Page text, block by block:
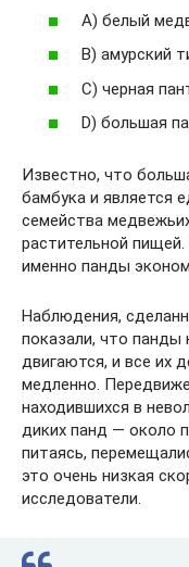
А) белый
В) амурский
С) черная
D) большая
Известно, что
бамбука и является
семейства
растительной
именно панды
Наблюдения,
показали, что панды
двигаются, и все их
медленно.
находившихся в
диких панд — около
питаясь,
это очень низкая
исследователи.